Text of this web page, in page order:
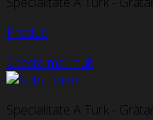
Produs
Citește mai mult
Specialitate A Turk - Grătar